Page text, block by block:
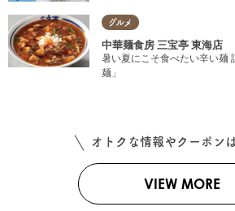
グルメ
中華麺食房 三宝亭 東海店
暑い夏にこそ食べたい辛い麺
麺」
オトクな情報やクーポン
VIEW MORE